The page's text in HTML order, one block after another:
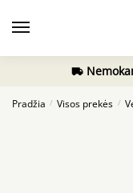
Pradžia / Visos prekės /